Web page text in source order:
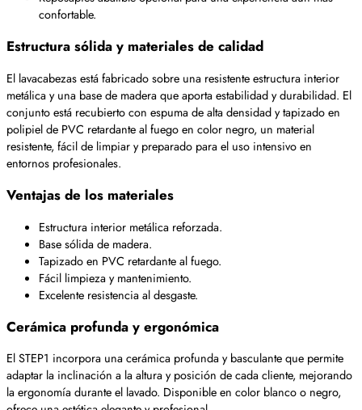
confortable.
Estructura sólida y materiales de calidad
El lavacabezas está fabricado sobre una resistente estructura interior
metálica y una base de madera que aporta estabilidad y durabilidad. El
conjunto está recubierto con espuma de alta densidad y tapizado en
polipiel de PVC retardante al fuego en color negro, un material
resistente, fácil de limpiar y preparado para el uso intensivo en
entornos profesionales.
Ventajas de los materiales
Estructura interior metálica reforzada.
Base sólida de madera.
Tapizado en PVC retardante al fuego.
Fácil limpieza y mantenimiento.
Excelente resistencia al desgaste.
Cerámica profunda y ergonómica
El STEP1 incorpora una cerámica profunda y basculante que permite
adaptar la inclinación a la altura y posición de cada cliente, mejorando
la ergonomía durante el lavado. Disponible en color blanco o negro,